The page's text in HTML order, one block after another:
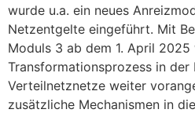
wurde u.a. ein neues
Netzentgelte eingeführt. Mit
Moduls 3 ab dem 1. April
Transformationsprozess in der
Verteilnetznetze weiter
zusätzliche Mechanismen in